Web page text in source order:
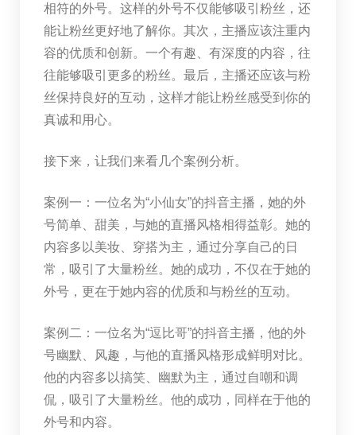
相符的外号。这样的外号不仅能够吸引粉丝，还
能让粉丝更好地了解你。其次，主播应该注重内
容的优质和创新。一个有趣、有深度的内容，往
往能够吸引更多的粉丝。最后，主播还应该与粉
丝保持良好的互动，这样才能让粉丝感受到你的
真诚和用心。
接下来，让我们来看几个案例分析。
案例一：一位名为“小仙女”的抖音主播，她的外
号简单、甜美，与她的直播风格相得益彰。她的
内容多以美妆、穿搭为主，通过分享自己的日
常，吸引了大量粉丝。她的成功，不仅在于她的
外号，更在于她内容的优质和与粉丝的互动。
案例二：一位名为“逗比哥”的抖音主播，他的外
号幽默、风趣，与他的直播风格形成鲜明对比。
他的内容多以搞笑、幽默为主，通过自嘲和调
侃，吸引了大量粉丝。他的成功，同样在于他的
外号和内容。